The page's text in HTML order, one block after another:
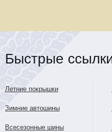
Быстрые
Летние покрышки
Зимние автошины
Всесезонные шины